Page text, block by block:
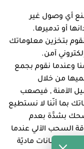
أي وصول غير
أو تدميرها.
بتخزين معلوماتك
آمن.
وعندما نقوم بجمع
من خلال
الآمنة , فيصعب
بما أنّنا لا نستطيع
بشدَّة بعدم
السحب الآلي عندما
ضمانات ماديّة